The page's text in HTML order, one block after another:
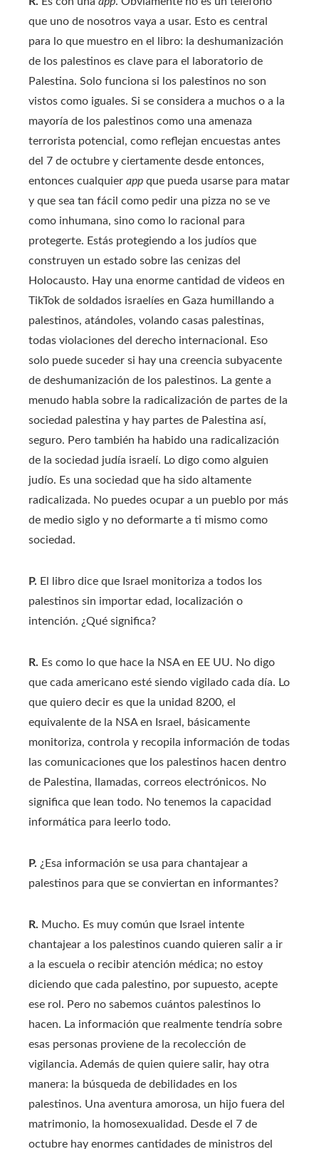
que uno de nosotros vaya a usar. Esto es central
para lo que muestro en el libro: la deshumanización
de los palestinos es clave para el laboratorio de
Palestina. Solo funciona si los palestinos no son
vistos como iguales. Si se considera a muchos o a la
mayoría de los palestinos como una amenaza
terrorista potencial, como reflejan encuestas antes
del 7 de octubre y ciertamente desde entonces,
entonces cualquier app que pueda usarse para matar
y que sea tan fácil como pedir una pizza no se ve
como inhumana, sino como lo racional para
protegerte. Estás protegiendo a los judíos que
construyen un estado sobre las cenizas del
Holocausto. Hay una enorme cantidad de videos en
TikTok de soldados israelíes en Gaza humillando a
palestinos, atándoles, volando casas palestinas,
todas violaciones del derecho internacional. Eso
solo puede suceder si hay una creencia subyacente
de deshumanización de los palestinos. La gente a
menudo habla sobre la radicalización de partes de la
sociedad palestina y hay partes de Palestina así,
seguro. Pero también ha habido una radicalización
de la sociedad judía israelí. Lo digo como alguien
judío. Es una sociedad que ha sido altamente
radicalizada. No puedes ocupar a un pueblo por más
de medio siglo y no deformarte a ti mismo como
sociedad.
P. El libro dice que Israel monitoriza a todos los
palestinos sin importar edad, localización o
intención. ¿Qué significa?
R. Es como lo que hace la NSA en EE UU. No digo
que cada americano esté siendo vigilado cada día. Lo
que quiero decir es que la unidad 8200, el
equivalente de la NSA en Israel, básicamente
monitoriza, controla y recopila información de todas
las comunicaciones que los palestinos hacen dentro
de Palestina, llamadas, correos electrónicos. No
significa que lean todo. No tenemos la capacidad
informática para leerlo todo.
P. ¿Esa información se usa para chantajear a
palestinos para que se conviertan en informantes?
R. Mucho. Es muy común que Israel intente
chantajear a los palestinos cuando quieren salir a ir
a la escuela o recibir atención médica; no estoy
diciendo que cada palestino, por supuesto, acepte
ese rol. Pero no sabemos cuántos palestinos lo
hacen. La información que realmente tendría sobre
esas personas proviene de la recolección de
vigilancia. Además de quien quiere salir, hay otra
manera: la búsqueda de debilidades en los
palestinos. Una aventura amorosa, un hijo fuera del
matrimonio, la homosexualidad. Desde el 7 de
octubre hay enormes cantidades de ministros del